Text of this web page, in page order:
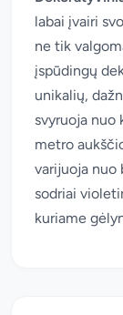
labai įvairi
ne tik
įspūdingų
unikalių,
svyruoja
metro
varijuoja nuo
sodriai
kuriame